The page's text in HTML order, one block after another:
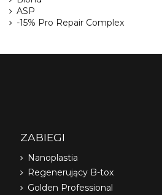
ASP
-15% Pro Repair Complex
ZABIEGI
Nanoplastia
Regenerujący B-tox
Golden Professional